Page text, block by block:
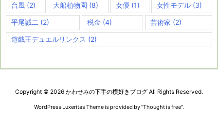
台風 (2) 大船植物園 (8) 女優(1) 女性モデル (3)
平尾誠二 (2) 税金 (4) 芸術家 (2)
遊戯王デュエルリンクス (2)
Copyright © 2026 かわせみの下手の横好きブログ All Rights Reserved.
WordPress Luxeritas Theme is provided by "Thought is free".